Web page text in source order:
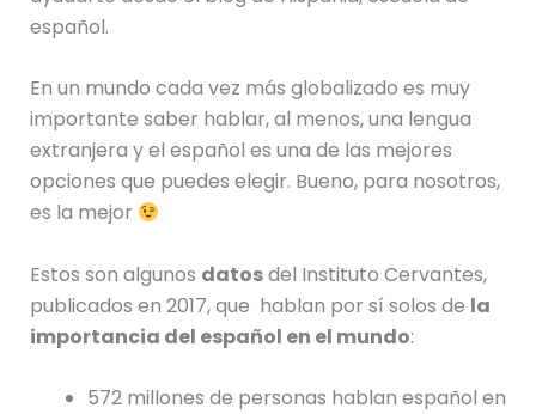
español.
En un mundo cada vez más globalizado es muy
importante saber hablar, al menos, una lengua
extranjera y el español es una de las mejores
opciones que puedes elegir. Bueno, para nosotros,
es la mejor
Estos son algunos datosdel Instituto Cervantes,
publicados en 2017, que hablan por sí solos de la
importancia del español en el mundo:
572 millones de personas hablan español en